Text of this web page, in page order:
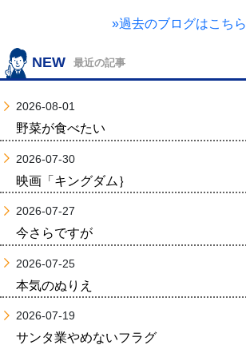
»過去のブログはこちら
NEW 最近の記事
2026-08-01
野菜が食べたい
2026-07-30
映画「キングダム｝
2026-07-27
今さらですが
2026-07-25
本気のぬりえ
2026-07-19
サンタ業やめないフラグ